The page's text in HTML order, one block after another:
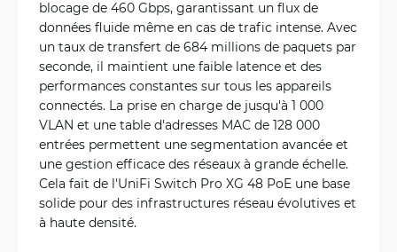
blocage de 460 Gbps, garantissant un flux de
données fluide même en cas de trafic intense. Avec
un taux de transfert de 684 millions de paquets par
seconde, il maintient une faible latence et des
performances constantes sur tous les appareils
connectés. La prise en charge de jusqu'à 1 000
VLAN et une table d'adresses MAC de 128 000
entrées permettent une segmentation avancée et
une gestion efficace des réseaux à grande échelle.
Cela fait de l'UniFi Switch Pro XG 48 PoE une base
solide pour des infrastructures réseau évolutives et
à haute densité.